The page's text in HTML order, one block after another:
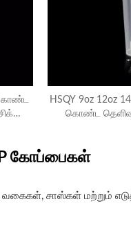
கொண்ட
HSQY 9oz 12oz
கொண்ட
கோப்பைகள்
வகைகள், சாஸ்கள் மற்றும்